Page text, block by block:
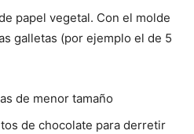
papel vegetal. Con el molde
galletas (por ejemplo el de 5
de menor tamaño
de chocolate para derretir